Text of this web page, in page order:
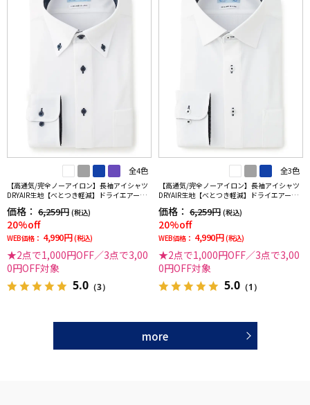
全4色
【高通気/完全ノーアイロン】長袖アイシャツ
DRYAIR生地【べとつき軽減】ドライエアーチ
ドリ調ボタンダウン別布千鳥格子形態安定ス
トレッチ防汚効果吸汗速乾ワイシャツ春夏
価格： 6,259円 (税込)
20%off
WEB価格： 4,990円 (税込)
★2点で1,000円OFF／3点で3,00
0円OFF対象
5.0 （3）
全3色
【高通気/完全ノーアイロン】長袖アイシャツ
DRYAIR生地【べとつき軽減】ドライエアース
トライプ調セミワイド別布ストライプ形態安
定ストレッチ防汚効果吸汗速乾ワイシャツ春
夏
価格： 6,259円 (税込)
20%off
WEB価格： 4,990円 (税込)
★2点で1,000円OFF／3点で3,00
0円OFF対象
5.0 （1）
more